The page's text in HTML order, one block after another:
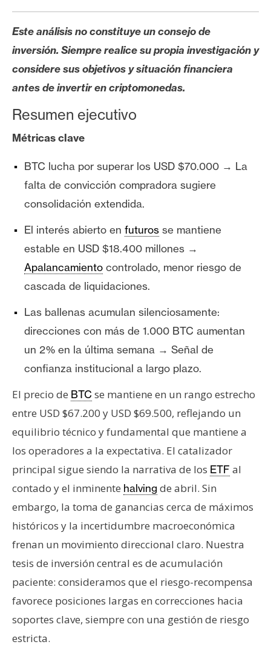
l
i
s
s
N
t
a
d
e
P
r
e
n
a
e
m
s
e
c
u
r
o
s
o
n
Este análisis no constituye un consejo de
inversión. Siempre realice su propia investigación y
considere sus objetivos y situación financiera
antes de invertir en criptomonedas.
Resumen ejecutivo
Métricas clave
BTC lucha por superar los USD $70.000 → La
falta de convicción compradora sugiere
consolidación extendida.
El interés abierto en futuros se mantiene
estable en USD $18.400 millones →
Apalancamiento controlado, menor riesgo de
cascada de liquidaciones.
Las ballenas acumulan silenciosamente:
direcciones con más de 1.000 BTC aumentan
un 2% en la última semana → Señal de
confianza institucional a largo plazo.
El precio de BTC se mantiene en un rango estrecho
entre USD $67.200 y USD $69.500, reflejando un
equilibrio técnico y fundamental que mantiene a
los operadores a la expectativa. El catalizador
principal sigue siendo la narrativa de los ETF al
contado y el inminente halving de abril. Sin
embargo, la toma de ganancias cerca de máximos
históricos y la incertidumbre macroeconómica
frenan un movimiento direccional claro. Nuestra
tesis de inversión central es de acumulación
paciente: consideramos que el riesgo-recompensa
favorece posiciones largas en correcciones hacia
soportes clave, siempre con una gestión de riesgo
estricta.